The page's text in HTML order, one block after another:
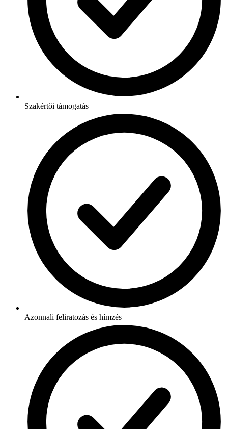
Szakértői támogatás
Azonnali feliratozás és hímzés